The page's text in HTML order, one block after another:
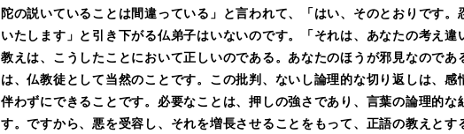
陀の説いていることは間違っている」と言われて、「はい、そのとおりです。
いたします」と引き下がる仏弟子はいないのです。「それは、あなたの考え違
教えは、こうしたことにおいて正しいのである。あなたのほうが邪見なのであ
は、仏教徒として当然のことです。この批判、ないし論理的な切り返しは、感
伴わずにできることです。必要なことは、押しの強さであり、言葉の論理的な
す。ですから、悪を受容し、それを増長させることをもって、正語の教えとす